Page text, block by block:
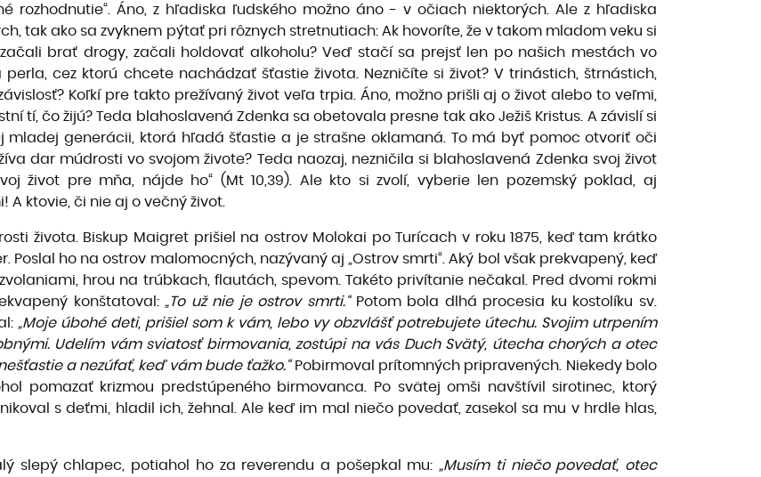
rozhodnutie“. Áno, z hľadiska ľudského možno áno - v očiach niektorých. Ale z hľadiska
tak ako sa zvyknem pýtať pri rôznych stretnutiach: Ak hovoríte, že v takom mladom veku si
brať drogy, začali holdovať alkoholu? Veď stačí sa prejsť len po našich mestách vo
cez ktorú chcete nachádzať šťastie života. Nezničíte si život? V trinástich, štrnástich,
Koľkí pre takto prežívaný život veľa trpia. Áno, možno prišli aj o život alebo to veľmi,
tí, čo žijú? Teda blahoslavená Zdenka sa obetovala presne tak ako Ježiš Kristus. A závislí si
mladej generácii, ktorá hľadá šťastie a je strašne oklamaná. To má byť pomoc otvoriť oči
dar múdrosti vo svojom živote? Teda naozaj, nezničila si blahoslavená Zdenka svoj život
život pre mňa, nájde ho“ (Mt 10,39). Ale kto si zvolí, vyberie len pozemský poklad, aj
A ktovie, či nie aj o večný život.
života. Biskup Maigret prišiel na ostrov Molokai po Turícach v roku 1875, keď tam krátko
ho na ostrov malomocných, nazývaný aj „Ostrov smrti“. Aký bol však prekvapený, keď
hrou na trúbkach, flautách, spevom. Takéto privítanie nečakal. Pred dvomi rokmi
konštatoval:„To už nie je ostrov smrti.“Potom bola dlhá procesia ku kostolíku sv.
„Moje úbohé deti, prišiel som k vám, lebo vy obzvlášť potrebujete útechu. Svojim utrpením
Udelím vám sviatosť birmovania, zostúpi na vás Duch Svätý, útecha chorých a otec
a nezúfať, keď vám bude ťažko.“Pobirmoval prítomných pripravených. Niekedy bolo
pomazať krizmou predstúpeného birmovanca. Po svätej omši navštívil sirotinec, ktorý
s deťmi, hladil ich, žehnal. Ale keď im mal niečo povedať, zasekol sa mu v hrdle hlas,
slepý chlapec, potiahol ho za reverendu a pošepkal mu:„Musím ti niečo povedať, otec